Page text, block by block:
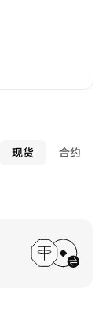
现货 合约